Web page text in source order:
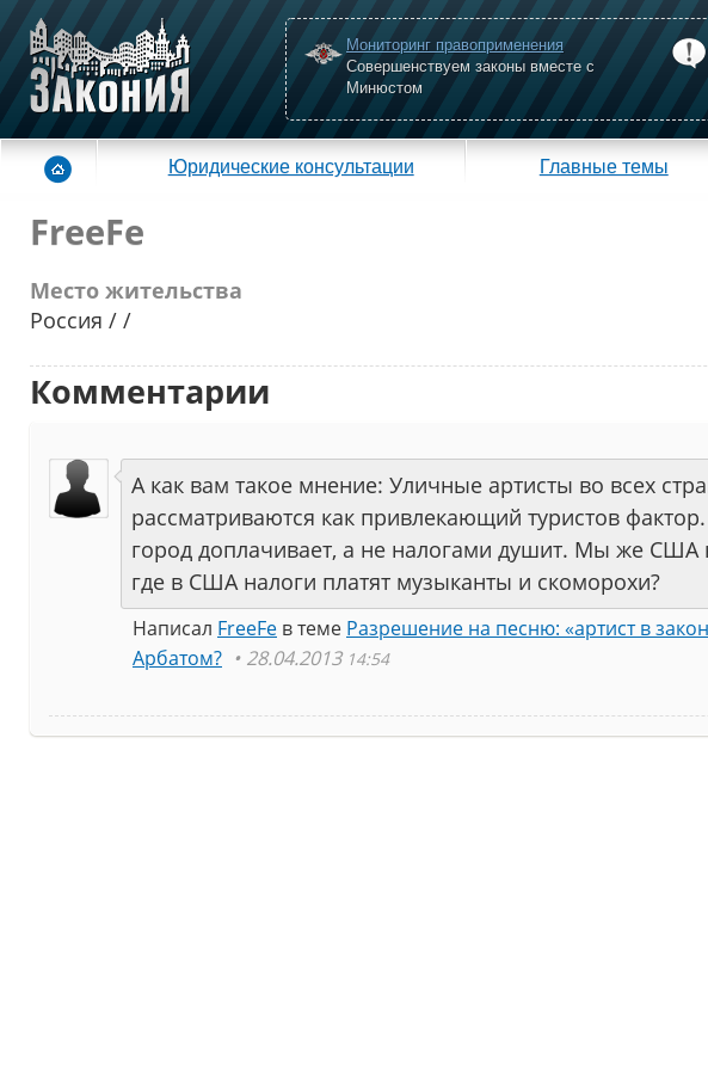
Мониторинг правоприменения
Совершенствуем законы вместе с
Минюстом
Юридические консультации Главные темы
FreeFe
Место жительства
Россия / /
Комментарии
А как вам такое мнение: Уличные артисты во всех
рассматриваются как привлекающий туристов
город доплачивает, а не налогами душит. Мы же США
где в США налоги платят музыканты и скоморохи?
Написал FreeFe в теме Разрешение на песню: «артист в
Арбатом?
28.04.2013 14:54